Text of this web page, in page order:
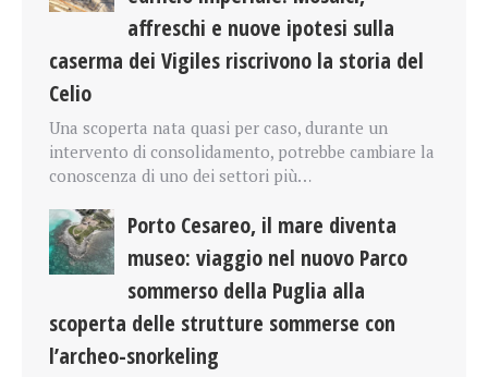
affreschi e nuove ipotesi sulla
caserma dei Vigiles riscrivono la storia del
Celio
Una scoperta nata quasi per caso, durante un
intervento di consolidamento, potrebbe cambiare la
conoscenza di uno dei settori più…
Porto Cesareo, il mare diventa
museo: viaggio nel nuovo Parco
sommerso della Puglia alla
scoperta delle strutture sommerse con
l’archeo-snorkeling